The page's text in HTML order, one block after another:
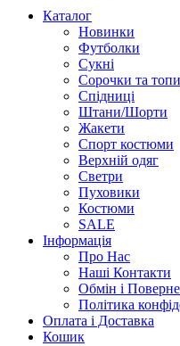
Каталог
Новинки
Футболки
Сукні
Сорочки та топи
Спідниці
Штани/Шорти
Жакети
Спорт костюми
Верхній одяг
Светри
Пуховики
Костюми
SALE
Інформація
Про Нас
Наші Контакти
Обмін і
Політика
Оплата і Доставка
Кошик
[vc_tta_accordion
/vc_column_text]
СКЛАД
ПЛАЩІВКА 100%
ГІПОАЛЕРГЕННИЙ ПУХ
ДОГЛЯД ЗА ВИРОБОМ